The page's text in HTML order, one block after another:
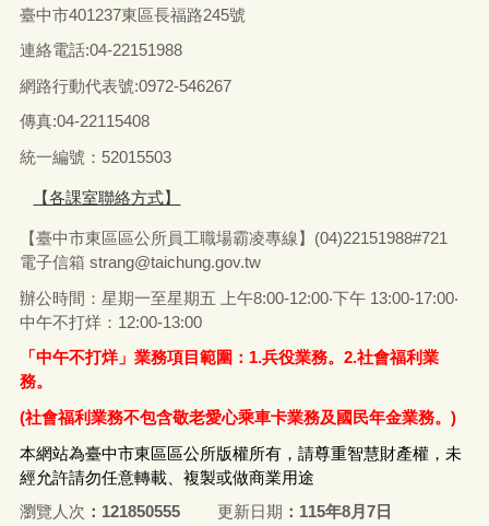
臺中市401237東區長福路245號
連絡電話:04-22151988
網路行動代表號:0972-546267
傳真:04-22115408
統一編號：52015503
【各課室聯絡方式】
【臺中市東區區公所員工職場霸凌專線】(04)22151988#721
電子信箱 strang@taichung.gov.tw
辦公時間：星期一至星期五 上午8:00-12:00‧下午 13:00-17:00‧
中午不打烊：12:00-13:00
「中午不打烊」業務項目範圍：1.兵役業務。2.社會福利業
務。
(社會福利業務不包含敬老愛心乘車卡業務及國民年金業務。)
本網站為臺中市東區區公所版權所有，請尊重智慧財產權，未
經允許請勿任意轉載、複製或做商業用途
瀏覽人次
121850555 更新日期 115年8月7日